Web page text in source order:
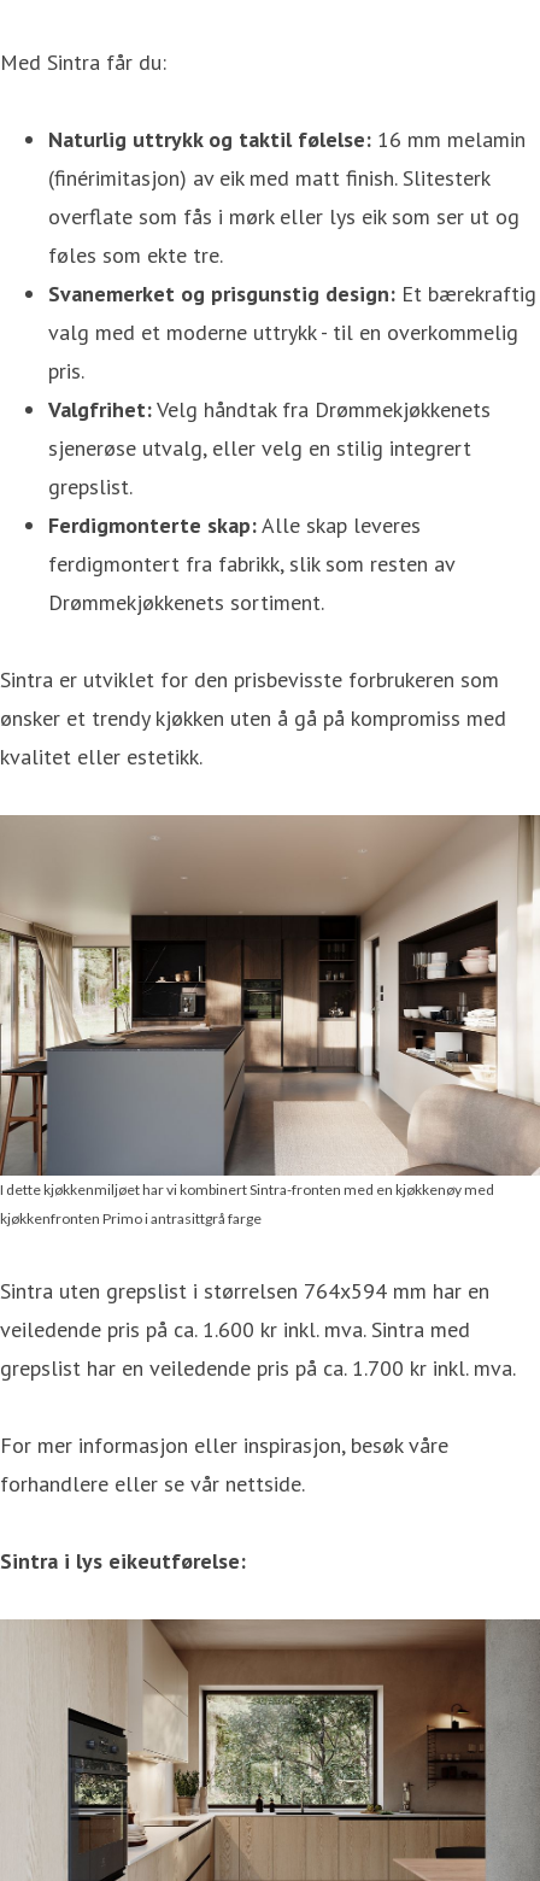
Med Sintra får du:
Naturlig uttrykk og taktil følelse: 16 mm melamin
(finérimitasjon) av eik med matt finish. Slitesterk
overflate som fås i mørk eller lys eik som ser ut og
føles som ekte tre.
Svanemerket og prisgunstig design: Et bærekraftig
valg med et moderne uttrykk - til en overkommelig
pris.
Valgfrihet:Velg håndtak fra Drømmekjøkkenets
sjenerøse utvalg, eller velg en stilig integrert
grepslist.
Ferdigmonterte skap:Alle skap leveres
ferdigmontert fra fabrikk, slik som resten av
Drømmekjøkkenets sortiment.
Sintra er utviklet for den prisbevisste forbrukeren som
ønsker et trendy kjøkken uten å gå på kompromiss med
kvalitet eller estetikk.
I dette kjøkkenmiljøet har vi kombinert Sintra-fronten med en kjøkkenøy med
kjøkkenfronten Primo i antrasittgrå farge
Sintra uten grepslist i størrelsen 764x594 mm har en
veiledende pris på ca. 1.600 kr inkl. mva. Sintra med
grepslist har en veiledende pris på ca. 1.700 kr inkl. mva.
For mer informasjon eller inspirasjon, besøk våre
forhandlere eller se vår nettside.
Sintra i lys eikeutførelse: